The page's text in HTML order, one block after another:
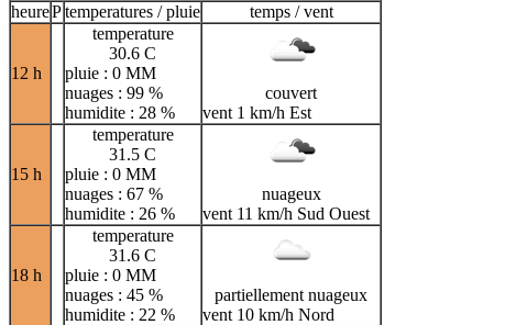
heurePtemperatures / pluie temps / vent
12 h
temperature
30.6 C
pluie : 0 MM
nuages : 99 %
humidite : 28 %
couvert
vent 1 km/h Est
15 h
temperature
31.5 C
pluie : 0 MM
nuages : 67 %
humidite : 26 %
nuageux
vent 11 km/h Sud Ouest
18 h
temperature
31.6 C
pluie : 0 MM
nuages : 45 %
humidite : 22 %
partiellement nuageux
vent 10 km/h Nord